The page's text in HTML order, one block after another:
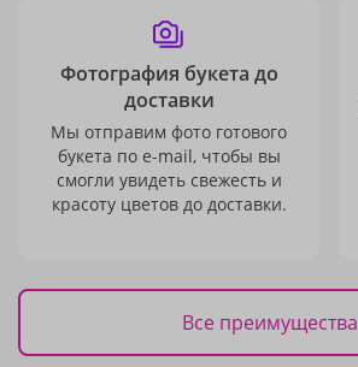
Фотография букета до
доставки
Мы отправим фото готового
букета по e-mail, чтобы вы
смогли увидеть свежесть и
красоту цветов до доставки.
Все преимущества